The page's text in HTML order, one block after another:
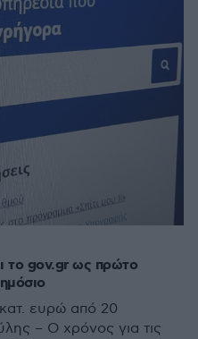
το gov.gr ως πρώτο
ευρώ από 20
– Ο χρόνος για τις